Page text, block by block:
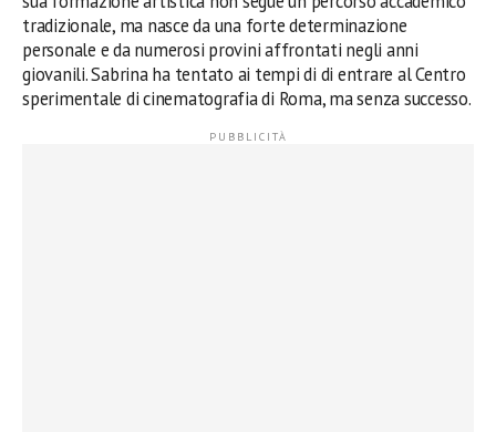
tradizionale, ma nasce da una forte determinazione
personale e da numerosi provini affrontati negli anni
giovanili. Sabrina ha tentato ai tempi di di entrare al Centro
sperimentale di cinematografia di Roma, ma senza successo.